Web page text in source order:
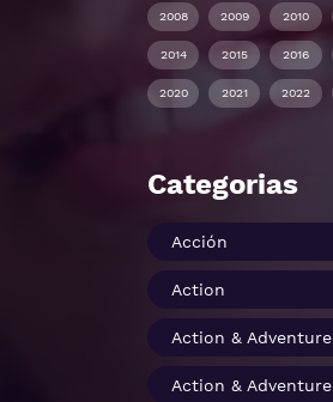
2008 2009 2010
2014 2015 2016
2020 2021 2022
Categorias
Acción
Action
Action & Adventure
Action & Adventure